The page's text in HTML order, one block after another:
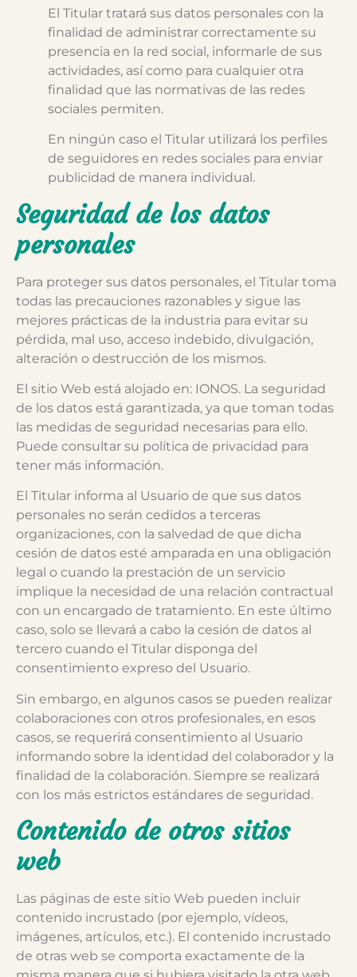
El Titular tratará sus datos personales con la
finalidad de administrar correctamente su
presencia en la red social, informarle de sus
actividades, así como para cualquier otra
finalidad que las normativas de las redes
sociales permiten.
En ningún caso el Titular utilizará los perfiles
de seguidores en redes sociales para enviar
publicidad de manera individual.
Seguridad de los datos
personales
Para proteger sus datos personales, el Titular toma
todas las precauciones razonables y sigue las
mejores prácticas de la industria para evitar su
pérdida, mal uso, acceso indebido, divulgación,
alteración o destrucción de los mismos.
El sitio Web está alojado en: IONOS. La seguridad
de los datos está garantizada, ya que toman todas
las medidas de seguridad necesarias para ello.
Puede consultar su política de privacidad para
tener más información.
El Titular informa al Usuario de que sus datos
personales no serán cedidos a terceras
organizaciones, con la salvedad de que dicha
cesión de datos esté amparada en una obligación
legal o cuando la prestación de un servicio
implique la necesidad de una relación contractual
con un encargado de tratamiento. En este último
caso, solo se llevará a cabo la cesión de datos al
tercero cuando el Titular disponga del
consentimiento expreso del Usuario.
Sin embargo, en algunos casos se pueden realizar
colaboraciones con otros profesionales, en esos
casos, se requerirá consentimiento al Usuario
informando sobre la identidad del colaborador y la
finalidad de la colaboración. Siempre se realizará
con los más estrictos estándares de seguridad.
Contenido de otros sitios
web
Las páginas de este sitio Web pueden incluir
contenido incrustado (por ejemplo, vídeos,
imágenes, artículos, etc.). El contenido incrustado
de otras web se comporta exactamente de la